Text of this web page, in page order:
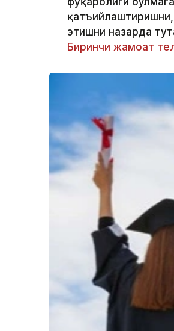
этишни назарда
Биринчи жамоат